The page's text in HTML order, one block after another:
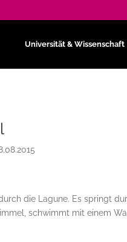
Universität & Wissenschaft
die Lagune. Es springt
schwimmt mit einem